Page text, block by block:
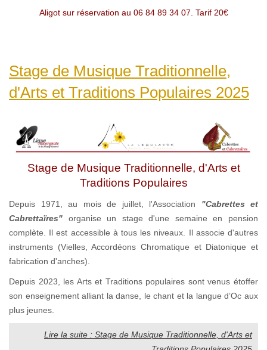
Aligot sur réservation au 06 84 89 34 07. Tarif 20€
Stage de Musique Traditionnelle,
d'Arts et Traditions Populaires 2025
Stage de Musique Traditionnelle, d'Arts et
Traditions Populaires
Depuis 1971, au mois de juillet, l'Association "Cabrettes et
Cabrettaïres" organise un stage d'une semaine en pension
complète. Il est accessible à tous les niveaux. Il associe d'autres
instruments (Vielles, Accordéons Chromatique et Diatonique et
fabrication d'anches).
Depuis 2023, les Arts et Traditions populaires sont venus étoffer
son enseignement alliant la danse, le chant et la langue d’Oc aux
plus jeunes.
Lire la suite : Stage de Musique Traditionnelle, d'Arts et